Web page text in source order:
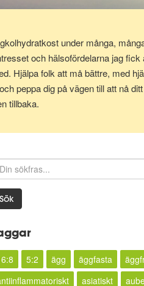
under många,
och hälsofördelarna jag fick
Hjälpa folk att må bättre, med
peppa dig på vägen till att nå
tillbaka.
Sök
5:2 ägg äggfasta
asiatiskt